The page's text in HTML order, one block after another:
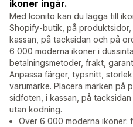
ikoner ingår.
Med Iconito kan du lägga till
Shopify-butik, på
kassan, på tacksidan och på
6 000 moderna ikoner i
betalningsmetoder, frakt,
Anpassa färger, typsnitt,
varumärke. Placera märken på
sidfoten, i kassan, på
utan kodning.
Över 6 000 moderna ikoner: